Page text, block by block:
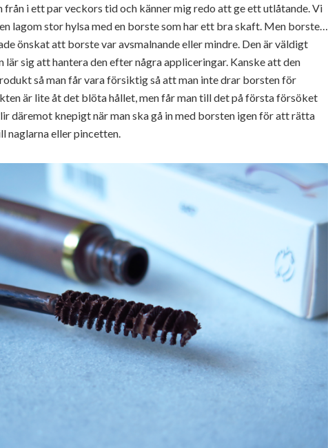
från i ett par veckors tid och känner mig redo att ge ett utlåtande. Vi
lagom stor hylsa med en borste som har ett bra skaft. Men borste…
önskat att borste var avsmalnande eller mindre. Den är väldigt
sig att hantera den efter några appliceringar. Kanske att den
så man får vara försiktig så att man inte drar borsten för
är lite åt det blöta hållet, men får man till det på första försöket
däremot knepigt när man ska gå in med borsten igen för att rätta
naglarna eller pincetten.